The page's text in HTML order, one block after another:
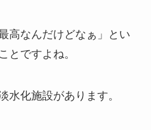
高なんだけどなぁ」とい
とですよね。
水化施設があります。